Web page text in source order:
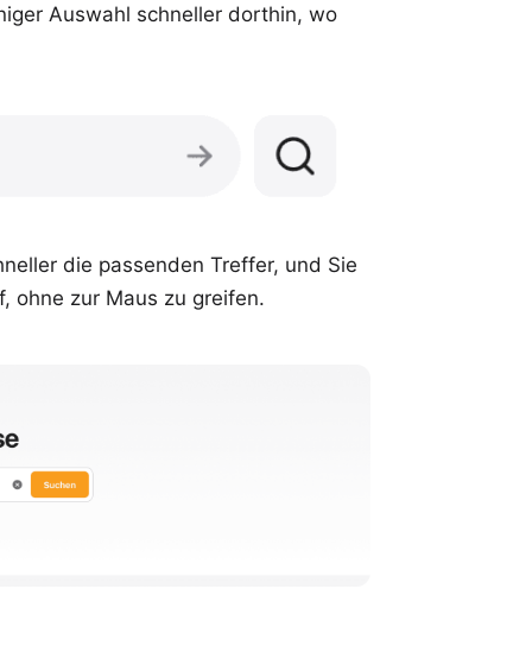
Auswahl schneller dorthin, wo
die passenden Treffer, und Sie
ohne zur Maus zu greifen.